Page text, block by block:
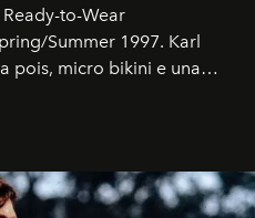
to-Wear
Summer 1997. Karl
pois, micro bikini e una
l'altra. Trent'anni dopo,
che abbiamo.